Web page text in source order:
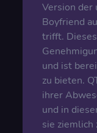
Version der
Boyfriend
trifft.
und ist
zu bieten.
ihrer
und in
sie ziemlich